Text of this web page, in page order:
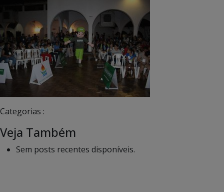
Categorias :
Veja Também
Sem posts recentes disponíveis.